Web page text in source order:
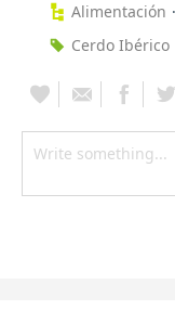
Alimentación
Cerdo Ibérico